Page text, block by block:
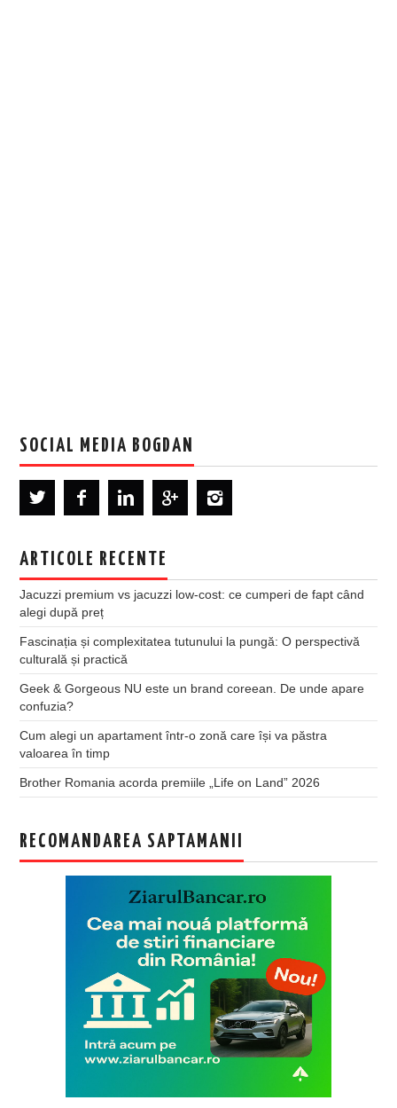
SOCIAL MEDIA BOGDAN
ARTICOLE RECENTE
Jacuzzi premium vs jacuzzi low-cost: ce cumperi de fapt când
alegi după preț
Fascinația și complexitatea tutunului la pungă: O perspectivă
culturală și practică
Geek & Gorgeous NU este un brand coreean. De unde apare
confuzia?
Cum alegi un apartament într-o zonă care își va păstra
valoarea în timp
Brother Romania acorda premiile „Life on Land” 2026
RECOMANDAREA SAPTAMANII